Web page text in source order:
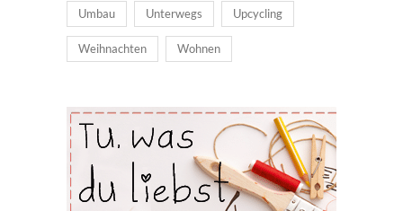
Umbau Unterwegs Upcycling
Weihnachten Wohnen